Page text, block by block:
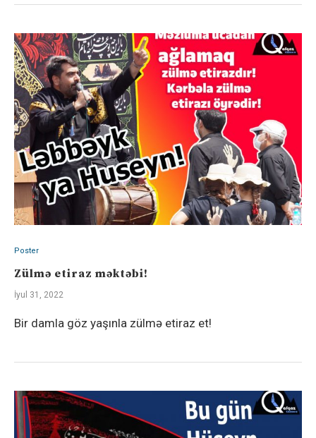
Poster
Zülmə etiraz məktəbi!
İyul 31, 2022
Bir damla göz yaşınla zülmə etiraz et!